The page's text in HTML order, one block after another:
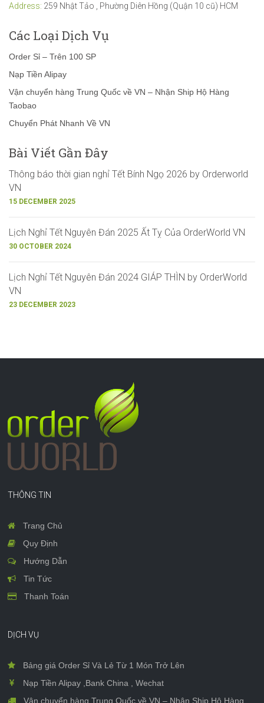
Address: 259 Nhật Tảo , Phường Diên Hồng (Quận 10 cũ) HCM
Các Loại Dịch Vụ
Order Sỉ – Trên 100 SP
Nạp Tiền Alipay
Vận chuyển hàng Trung Quốc về VN – Nhận Ship Hộ Hàng
Taobao
Chuyển Phát Nhanh Về VN
Bài Viết Gần Đây
Thông báo thời gian nghỉ Tết Bính Ngọ 2026 by Orderworld
VN
15 DECEMBER 2025
Lịch Nghỉ Tết Nguyên Đán 2025 Ất Tỵ Của OrderWorld VN
30 OCTOBER 2024
Lịch Nghỉ Tết Nguyên Đán 2024 GIÁP THÌN by OrderWorld
VN
23 DECEMBER 2023
THÔNG TIN
Trang Chủ
Quy Định
Hướng Dẫn
Tin Tức
Thanh Toán
DỊCH VỤ
Bảng giá Order Sỉ Và Lẻ Từ 1 Món Trở Lên
Nạp Tiền Alipay ,Bank China , Wechat
Vận chuyển hàng Trung Quốc về VN – Nhận Ship Hộ Hàng